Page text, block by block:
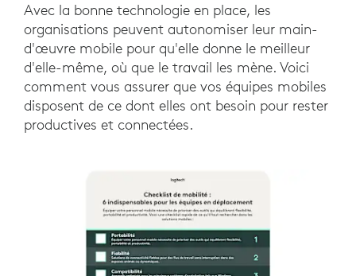
Avec la bonne technologie en place, les
organisations peuvent autonomiser leur main-
d'œuvre mobile pour qu'elle donne le meilleur
d'elle-même, où que le travail les mène. Voici
comment vous assurer que vos équipes mobiles
disposent de ce dont elles ont besoin pour rester
productives et connectées.